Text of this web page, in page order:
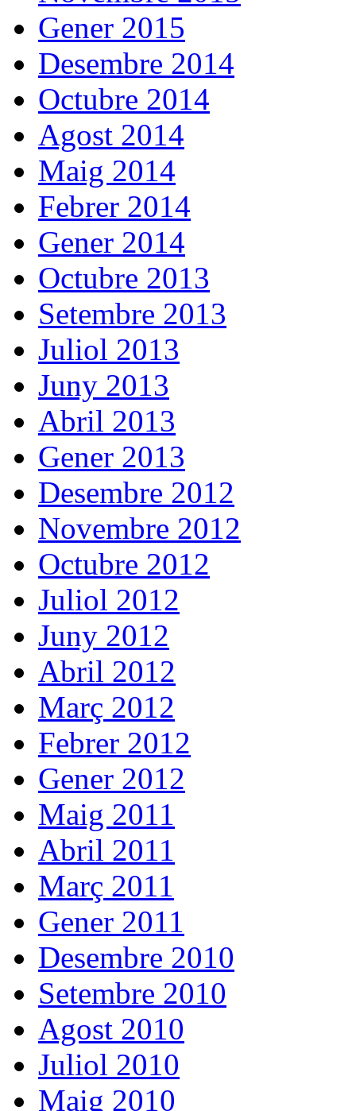
Gener 2015
Desembre 2014
Octubre 2014
Agost 2014
Maig 2014
Febrer 2014
Gener 2014
Octubre 2013
Setembre 2013
Juliol 2013
Juny 2013
Abril 2013
Gener 2013
Desembre 2012
Novembre 2012
Octubre 2012
Juliol 2012
Juny 2012
Abril 2012
Març 2012
Febrer 2012
Gener 2012
Maig 2011
Abril 2011
Març 2011
Gener 2011
Desembre 2010
Setembre 2010
Agost 2010
Juliol 2010
Maig 2010